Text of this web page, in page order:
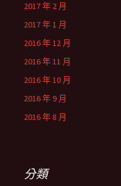
2017 年 2 月
2017 年 1 月
2016 年 12 月
2016 年 11 月
2016 年 10 月
2016 年 9 月
2016 年 8 月
分類